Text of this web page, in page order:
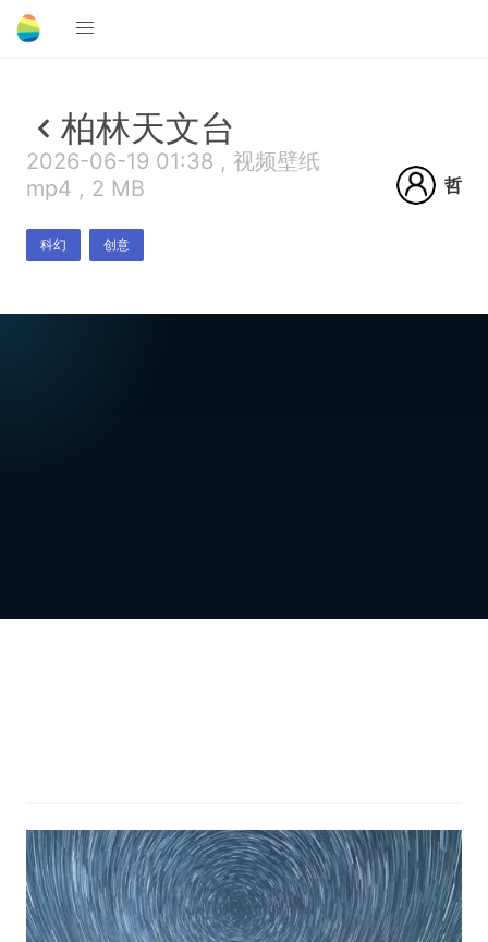
柏林天文台
2026-06-19 01:38 , 视频壁纸
mp4 , 2 MB
科幻 创意
哲